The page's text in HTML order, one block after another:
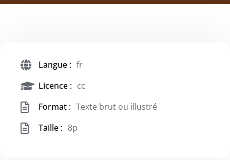
Langue : fr
Licence : cc
Format : Texte brut ou illustré
Taille : 8p